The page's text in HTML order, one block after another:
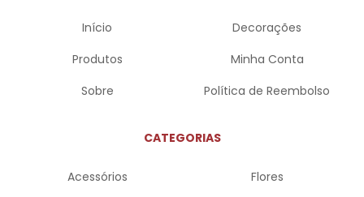
Início
Produtos
Sobre
Decorações
Minha Conta
Política de Reembolso
CATEGORIAS
Acessórios
Flores